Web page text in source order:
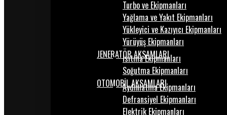
Turbo ve Ekipmanları
Yağlama ve Yakıt Ekipmanları
Yükleyici ve Kazıyıcı Ekipmanları
Yürüyüş Ekipmanları
JENERATÖR AKSAMLARI
Isıtma Ekipmanları
Soğutma Ekipmanları
OTOMOBİL AKSAMLARI
Aydınlatma Ekipmanları
Defransiyel Ekipmanları
Elektrik Ekipmanları